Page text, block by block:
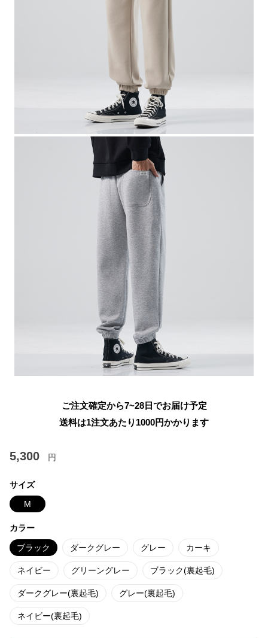
ご注文確定から7~28日でお届け予定
送料は1注文あたり 1000円かかります
5,300 円
サイズ
M
カラー
ブラック ダークグレー グレー カーキ
ネイビー グリーングレー ブラック(裏起毛)
ダークグレー(裏起毛) グレー(裏起毛)
ネイビー(裏起毛)